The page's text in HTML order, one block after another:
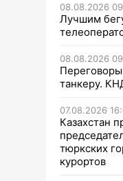
08.08.2026
Лучшим
08.08.2026
танкеру.
07.08.2026
Казахстан
тюркских
курортов